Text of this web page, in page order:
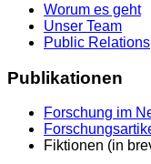
Worum es geht
Unser Team
Public Relations
Publikationen
Forschung im
Fiktionen (in